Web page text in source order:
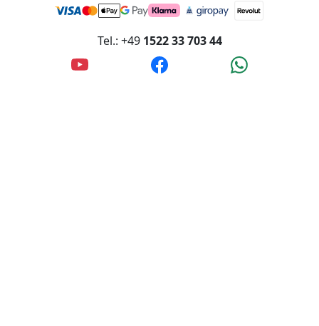
Akzeptierte Zahlungsmethoden:
1522 33 703 44